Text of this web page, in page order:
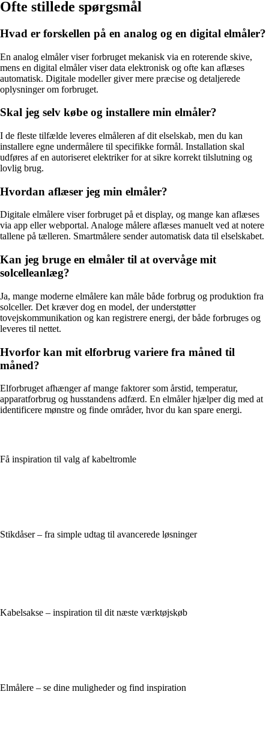
Ofte stillede spørgsmål
Hvad er forskellen på en analog og en digital elmåler?
En analog elmåler viser forbruget mekanisk via en roterende skive,
mens en digital elmåler viser data elektronisk og ofte kan aflæses
automatisk. Digitale modeller giver mere præcise og detaljerede
oplysninger om forbruget.
Skal jeg selv købe og installere min elmåler?
I de fleste tilfælde leveres elmåleren af dit elselskab, men du kan
installere egne undermålere til specifikke formål. Installation skal
udføres af en autoriseret elektriker for at sikre korrekt tilslutning og
lovlig brug.
Hvordan aflæser jeg min elmåler?
Digitale elmålere viser forbruget på et display, og mange kan aflæses
via app eller webportal. Analoge målere aflæses manuelt ved at notere
tallene på tælleren. Smartmålere sender automatisk data til elselskabet.
Kan jeg bruge en elmåler til at overvåge mit
solcelleanlæg?
Ja, mange moderne elmålere kan måle både forbrug og produktion fra
solceller. Det kræver dog en model, der understøtter
tovejskommunikation og kan registrere energi, der både forbruges og
leveres til nettet.
Hvorfor kan mit elforbrug variere fra måned til
måned?
Elforbruget afhænger af mange faktorer som årstid, temperatur,
apparatforbrug og husstandens adfærd. En elmåler hjælper dig med at
identificere mønstre og finde områder, hvor du kan spare energi.
Få inspiration til valg af kabeltromle
Stikdåser – fra simple udtag til avancerede løsninger
Kabelsakse – inspiration til dit næste værktøjskøb
Elmålere – se dine muligheder og find inspiration